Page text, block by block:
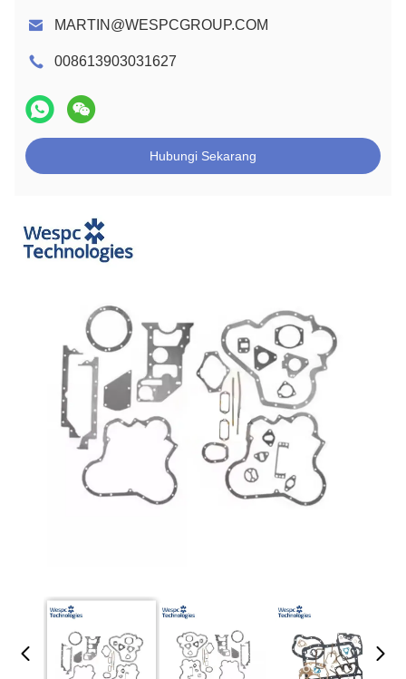
MARTIN@WESPCGROUP.COM
008613903031627
Hubungi Sekarang